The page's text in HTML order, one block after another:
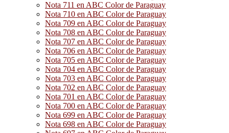
Nota 711 en ABC Color de Paraguay
Nota 710 en ABC Color de Paraguay
Nota 709 en ABC Color de Paraguay
Nota 708 en ABC Color de Paraguay
Nota 707 en ABC Color de Paraguay
Nota 706 en ABC Color de Paraguay
Nota 705 en ABC Color de Paraguay
Nota 704 en ABC Color de Paraguay
Nota 703 en ABC Color de Paraguay
Nota 702 en ABC Color de Paraguay
Nota 701 en ABC Color de Paraguay
Nota 700 en ABC Color de Paraguay
Nota 699 en ABC Color de Paraguay
Nota 698 en ABC Color de Paraguay